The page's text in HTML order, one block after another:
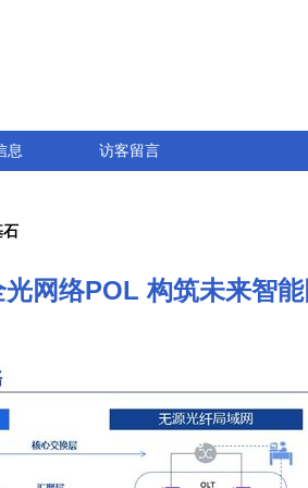
息 访客留言
石
网络POL 构筑未来智